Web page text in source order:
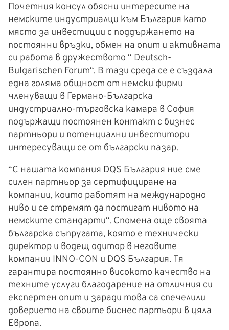
Почетния консул обясни интересите на
немските индустриалци към България като
място за инвестиции с поддържането на
постоянни връзки, обмен на опит и активната
си работа в дружеството “ Deutsch-
Bulgarischen Forum“. В тази среда се е създала
една голяма общност от немски фирми
членуващи в Германо-Българска
индустриално-търговска камара в София
подържащи постоянен контакт с бизнес
партньори и потенциални инвеститори
интересуващи се от български пазар.
“С нашата компания DQS България ние сме
силен партньор за сертифициране на
компании, които работят на международно
ниво и се стремят да постигат нивото на
немските стандарти“. Спомена още своята
българска съпругата, която е технически
директор и водещ одитор в неговите
компании INNO-CON и DQS България. Тя
гарантира постоянно високото качество на
техните услуги благодарение на отличния си
експертен опит и заради това са спечелили
доверието на своите биснес партьори в цяла
Европа.